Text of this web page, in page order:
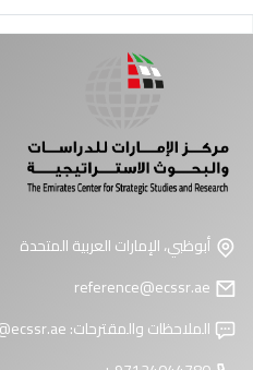
أبوظبي، الإمارات العربية المتحدة
الملاحظات والمقترحات: